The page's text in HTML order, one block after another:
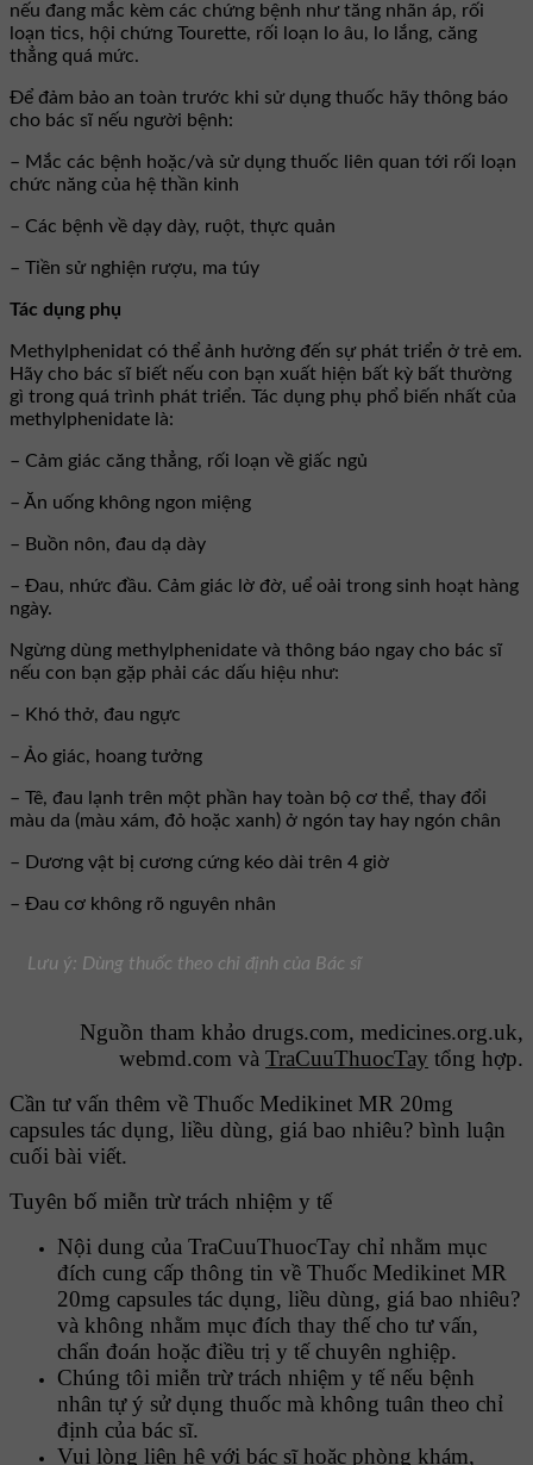
nếu đang mắc kèm các chứng bệnh như tăng nhãn áp, rối
loạn tics, hội chứng Tourette, rối loạn lo âu, lo lắng, căng
thẳng quá mức.
Để đảm bảo an toàn trước khi sử dụng thuốc hãy thông báo
cho bác sĩ nếu người bệnh:
– Mắc các bệnh hoặc/và sử dụng thuốc liên quan tới rối loạn
chức năng của hệ thần kinh
– Các bệnh về dạy dày, ruột, thực quản
– Tiền sử nghiện rượu, ma túy
Tác dụng phụ
Methylphenidat có thể ảnh hưởng đến sự phát triển ở trẻ em.
Hãy cho bác sĩ biết nếu con bạn xuất hiện bất kỳ bất thường
gì trong quá trình phát triển. Tác dụng phụ phổ biến nhất của
methylphenidate là:
– Cảm giác căng thẳng, rối loạn về giấc ngủ
– Ăn uống không ngon miệng
– Buồn nôn, đau dạ dày
– Đau, nhức đầu. Cảm giác lờ đờ, uể oải trong sinh hoạt hàng
ngày.
Ngừng dùng methylphenidate và thông báo ngay cho bác sĩ
nếu con bạn gặp phải các dấu hiệu như:
– Khó thở, đau ngực
– Ảo giác, hoang tưởng
– Tê, đau lạnh trên một phần hay toàn bộ cơ thể, thay đổi
màu da (màu xám, đỏ hoặc xanh) ở ngón tay hay ngón chân
– Dương vật bị cương cứng kéo dài trên 4 giờ
– Đau cơ không rõ nguyên nhân
Lưu ý: Dùng thuốc theo chỉ định của Bác sĩ
Nguồn tham khảo drugs.com, medicines.org.uk,
webmd.com và TraCuuThuocTay tổng hợp.
Cần tư vấn thêm về Thuốc Medikinet MR 20mg
capsules tác dụng, liều dùng, giá bao nhiêu? bình luận
cuối bài viết.
Tuyên bố miễn trừ trách nhiệm y tế
Nội dung của TraCuuThuocTay chỉ nhằm mục
đích cung cấp thông tin về Thuốc Medikinet MR
20mg capsules tác dụng, liều dùng, giá bao nhiêu?
và không nhằm mục đích thay thế cho tư vấn,
chẩn đoán hoặc điều trị y tế chuyên nghiệp.
Chúng tôi miễn trừ trách nhiệm y tế nếu bệnh
nhân tự ý sử dụng thuốc mà không tuân theo chỉ
định của bác sĩ.
Vui lòng liên hệ với bác sĩ hoặc phòng khám,